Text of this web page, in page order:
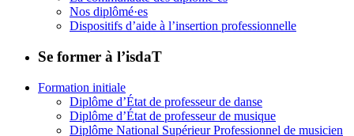
Nos diplômé·es
Dispositifs d’aide à l’insertion professionnelle
Se former à l’isdaT
Formation initiale
Diplôme d’État de professeur de danse
Diplôme d’État de professeur de musique
Diplôme National Supérieur Professionnel de musicien